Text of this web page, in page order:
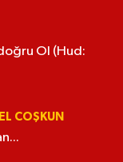
Ol (Hud:
COŞKUN